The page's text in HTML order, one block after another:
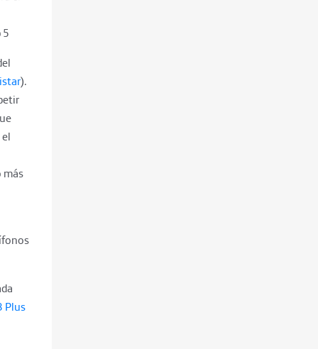
5
).
más
Plus